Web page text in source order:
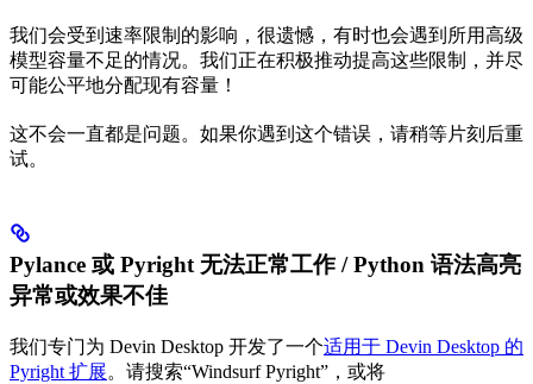
我们会受到速率限制的影响，很遗憾，有时也会遇到所用高级
模型容量不足的情况。我们正在积极推动提高这些限制，并尽
可能公平地分配现有容量！
这不会一直都是问题。如果你遇到这个错误，请稍等片刻后重
试。
Pylance 或 Pyright 无法正常工作 / Python 语法高亮
异常或效果不佳
我们专门为 Devin Desktop 开发了一个适用于 Devin Desktop 的
Pyright 扩展。请搜索“Windsurf Pyright”，或将